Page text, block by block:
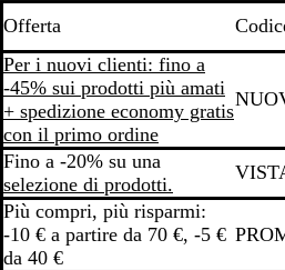
Offerta
Per i nuovi clienti: fino a
-45% sui prodotti più amati
+ spedizione economy gratis
con il primo ordine
Fino a -20% su una
selezione di prodotti.
Più compri, più risparmi:
-10 € a partire da 70 €, -5 €
da 40 €